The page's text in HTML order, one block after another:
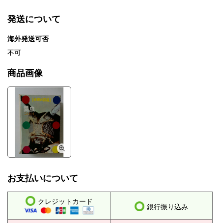
発送について
海外発送可否
不可
商品画像
お支払いについて
クレジットカード
銀行振り込み